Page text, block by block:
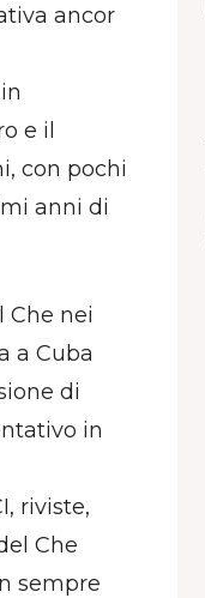
ancor
e il
con pochi
anni di
Che nei
a Cuba
di
in
riviste,
Che
sempre